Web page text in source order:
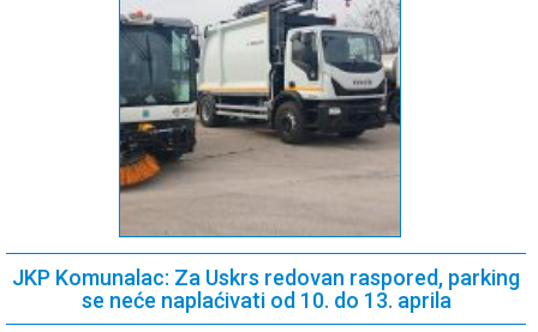
JKP Komunalac: Za Uskrs redovan raspored, parking
se neće naplaćivati od 10. do 13. aprila